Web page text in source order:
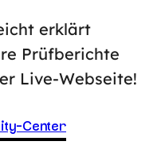
erklärt
Prüfberichte
Live-Webseite!
Center